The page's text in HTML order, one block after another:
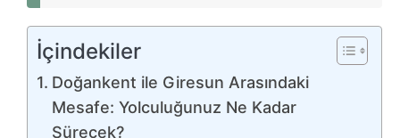
İçindekiler
Doğankent ile Giresun Arasındaki
Mesafe: Yolculuğunuz Ne Kadar
Sürecek?